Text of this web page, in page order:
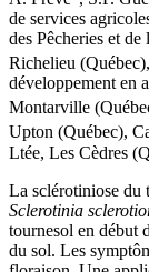
de services
des Pêcheries et
Richelieu
développement en
Montarville
Upton (Québec),
Ltée, Les Cèdres
La sclérotiniose du
Sclerotinia
tournesol en début
du sol. Les